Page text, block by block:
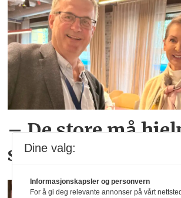
– De store må
små
Dine valg:
Informasjonskapsler og personvern
For å gi deg relevante annonser på vårt